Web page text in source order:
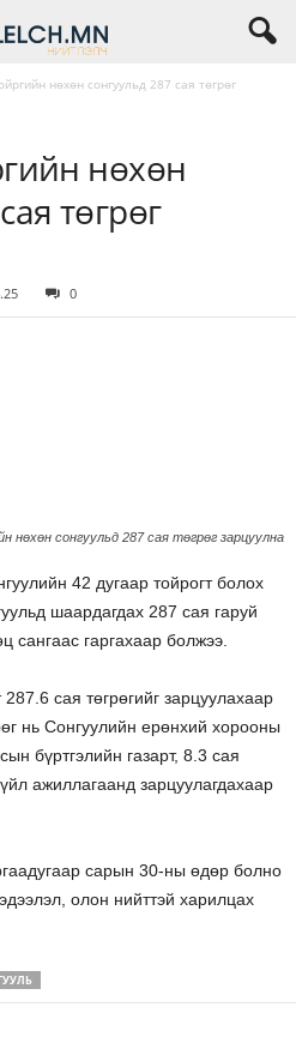
нөхөн сонгуульд 287 сая төгрөг
нөхөн
төгрөг
0
нөхөн сонгуульд 287 сая төгрөг зарцуулна
42 дугаар тойрогт болох
шаардагдах 287 сая гаруй
сангаас гаргахаар болжээ.
сая төгрөгийг зарцуулахаар
нь Сонгуулийн ерөнхий хорооны
бүртгэлийн газарт, 8.3 сая
ажиллагаанд зарцуулагдахаар
сарын 30-ны өдөр болно
олон нийттэй харилцах